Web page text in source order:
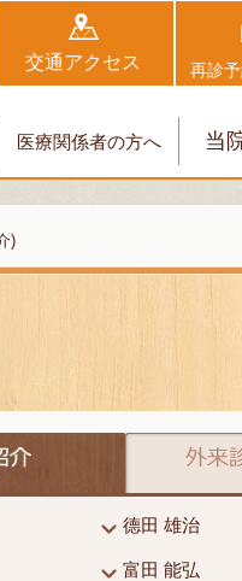
交通アクセス 再診
医療関係者の方へ 当
)
德田 雄治
富田 能弘